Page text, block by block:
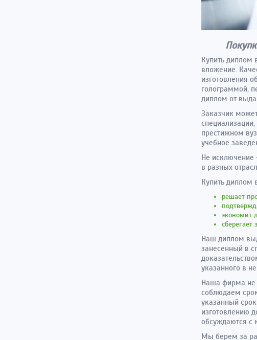
Купить диплом
вложение.
изготовления
голограммой,
диплом от
Заказчик
престижном
учебное
Не исключение
в разных
Купить диплом
решает
экономит
сберегает
Наш диплом
занесенный в
указанного в
Наша фирма не
соблюдаем
указанный
изготовлению
обсуждаются с
Мы берем за